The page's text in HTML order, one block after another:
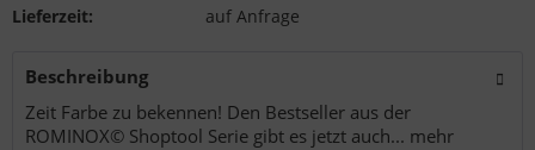
Lieferzeit:
auf Anfrage
Beschreibung
Zeit Farbe zu bekennen! Den Bestseller aus der
ROMINOX© Shoptool Serie gibt es jetzt auch... mehr